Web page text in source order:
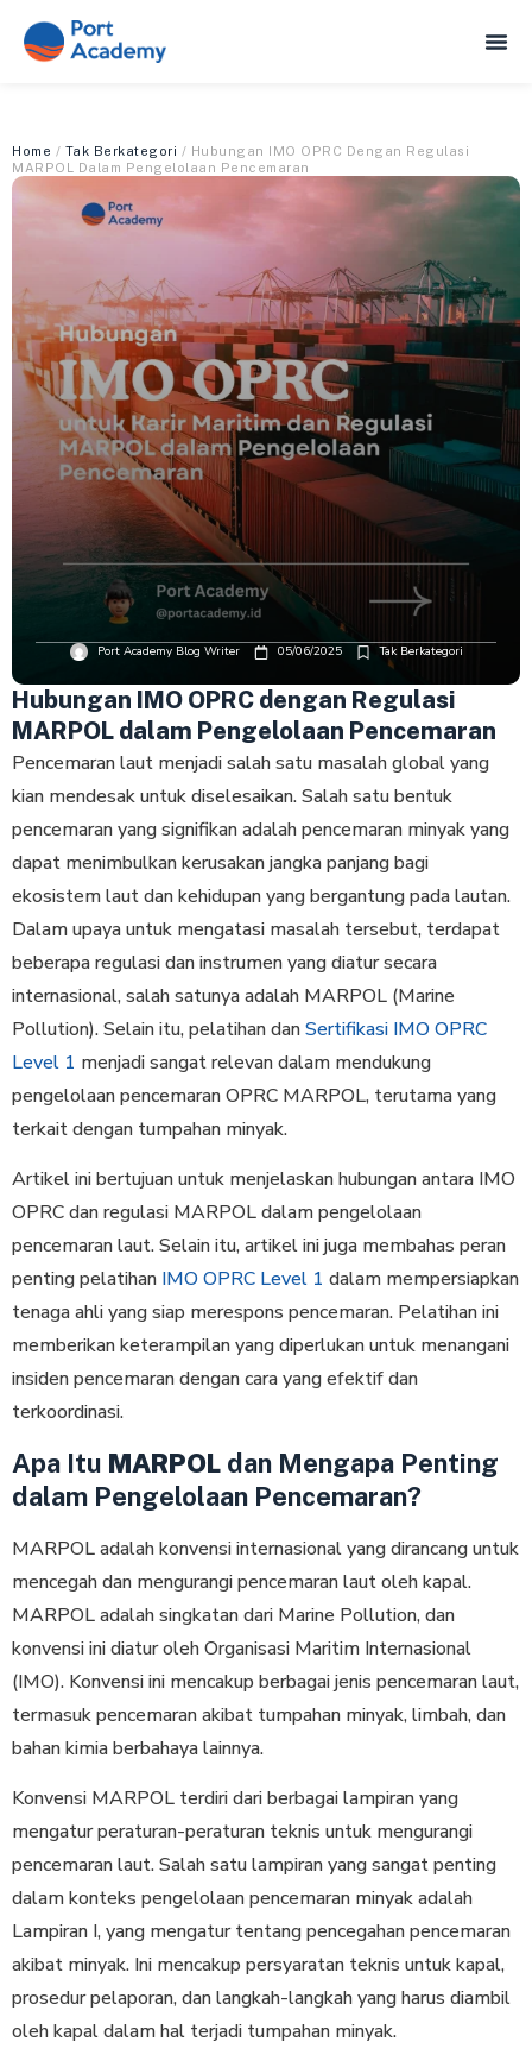
Home / Tak Berkategori / Hubungan IMO OPRC Dengan Regulasi
MARPOL Dalam Pengelolaan Pencemaran
Port Academy Blog Writer 05/06/2025 Tak Berkategori
Hubungan IMO OPRC dengan Regulasi
MARPOL dalam Pengelolaan Pencemaran
Pencemaran laut menjadi salah satu masalah global yang
kian mendesak untuk diselesaikan. Salah satu bentuk
pencemaran yang signifikan adalah pencemaran minyak yang
dapat menimbulkan kerusakan jangka panjang bagi
ekosistem laut dan kehidupan yang bergantung pada lautan.
Dalam upaya untuk mengatasi masalah tersebut, terdapat
beberapa regulasi dan instrumen yang diatur secara
internasional, salah satunya adalah MARPOL (Marine
Pollution). Selain itu, pelatihan danSertifikasi IMO OPRC
Level 1 menjadi sangat relevan dalam mendukung
pengelolaan pencemaran OPRC MARPOL, terutama yang
terkait dengan tumpahan minyak.
Artikel ini bertujuan untuk menjelaskan hubungan antara IMO
OPRC dan regulasi MARPOL dalam pengelolaan
pencemaran laut. Selain itu, artikel ini juga membahas peran
penting pelatihan IMO OPRC Level 1 dalam mempersiapkan
tenaga ahli yang siap merespons pencemaran. Pelatihan ini
memberikan keterampilan yang diperlukan untuk menangani
insiden pencemaran dengan cara yang efektif dan
terkoordinasi.
Apa Itu MARPOL dan Mengapa Penting
dalam Pengelolaan Pencemaran?
MARPOL adalah konvensi internasional yang dirancang untuk
mencegah dan mengurangi pencemaran laut oleh kapal.
MARPOL adalah singkatan dari Marine Pollution, dan
konvensi ini diatur oleh Organisasi Maritim Internasional
(IMO). Konvensi ini mencakup berbagai jenis pencemaran laut,
termasuk pencemaran akibat tumpahan minyak, limbah, dan
bahan kimia berbahaya lainnya.
Konvensi MARPOL terdiri dari berbagai lampiran yang
mengatur peraturan-peraturan teknis untuk mengurangi
pencemaran laut. Salah satu lampiran yang sangat penting
dalam konteks pengelolaan pencemaran minyak adalah
Lampiran I, yang mengatur tentang pencegahan pencemaran
akibat minyak. Ini mencakup persyaratan teknis untuk kapal,
prosedur pelaporan, dan langkah-langkah yang harus diambil
oleh kapal dalam hal terjadi tumpahan minyak.